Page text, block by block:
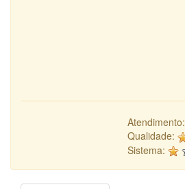
Atendimento:
Qualidade:
Sistema: